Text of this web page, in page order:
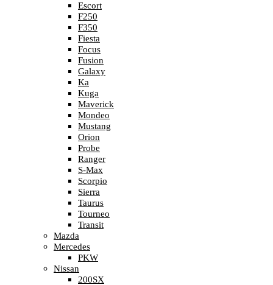
Escort
F250
F350
Fiesta
Focus
Fusion
Galaxy
Ka
Kuga
Maverick
Mondeo
Mustang
Orion
Probe
Ranger
S-Max
Scorpio
Sierra
Taurus
Tourneo
Transit
Mazda
Mercedes
PKW
Nissan
200SX